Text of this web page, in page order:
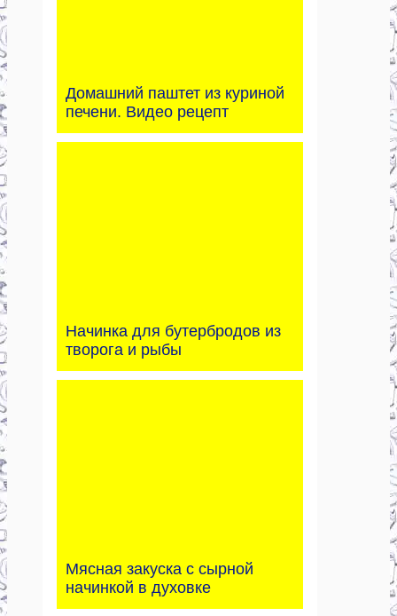
Домашний паштет из куриной
печени. Видео рецепт
Начинка для бутербродов из
творога и рыбы
Мясная закуска с сырной
начинкой в духовке